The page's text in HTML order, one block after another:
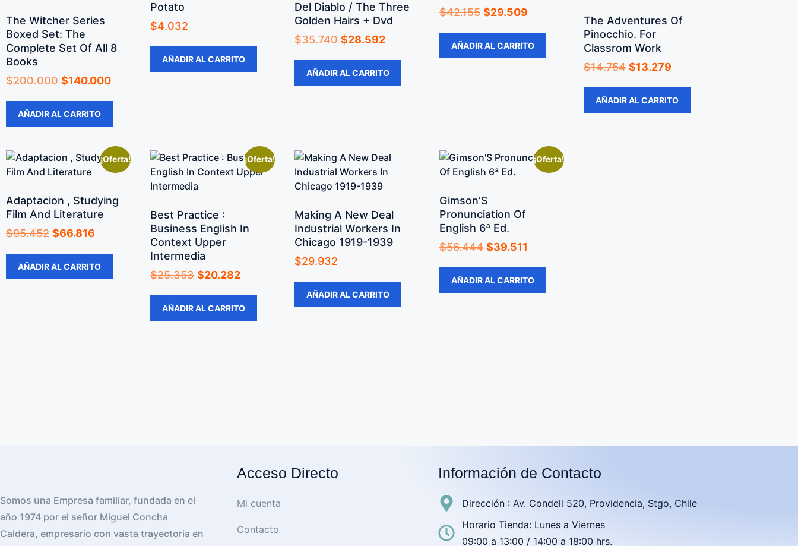
The Witcher Series
Boxed Set: The
Complete Set Of All 8
Books
$200.000 $140.000
AÑADIR AL CARRITO
Potato
$4.032
AÑADIR AL CARRITO
Del Diablo / The Three
Golden Hairs + Dvd
$35.740 $28.592
AÑADIR AL CARRITO
$42.155 $29.509
AÑADIR AL CARRITO
The Adventures Of
Pinocchio. For
Classrom Work
$14.754 $13.279
AÑADIR AL CARRITO
¡Oferta!
Adaptacion , Studying
Film And Literature
$95.452 $66.816
AÑADIR AL CARRITO
¡Oferta!
Best Practice :
Business English In
Context Upper
Intermedia
$25.353 $20.282
AÑADIR AL CARRITO
Making A New Deal
Industrial Workers In
Chicago 1919-1939
$29.932
AÑADIR AL CARRITO
¡Oferta!
Gimson’S
Pronunciation Of
English 6ª Ed.
$56.444 $39.511
AÑADIR AL CARRITO
Somos una Empresa familiar, fundada en el
año 1974 por el señor Miguel Concha
Caldera, empresario con vasta trayectoria en
Acceso Directo
Mi cuenta
Contacto
Información de Contacto
Dirección : Av. Condell 520, Providencia, Stgo, Chile
Horario Tienda: Lunes a Viernes
09:00 a 13:00 / 14:00 a 18:00 hrs.